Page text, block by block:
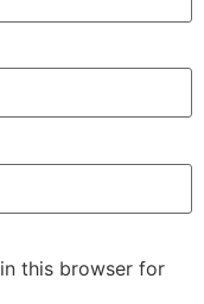
this browser for